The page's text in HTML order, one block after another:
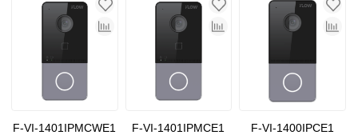
F-VI-1401IPMCWE1
F-VI-1401IPMCE1
F-VI-1400IPCE1